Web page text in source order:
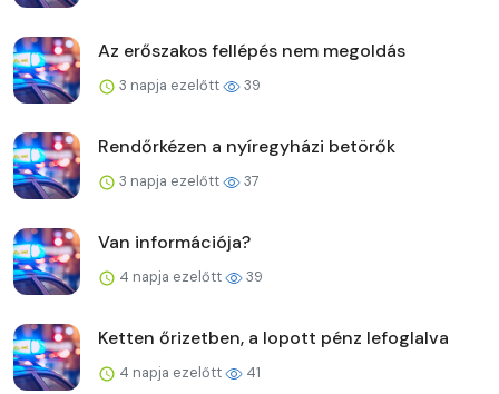
Az erőszakos fellépés nem megoldás
3 napja ezelőtt 39
Rendőrkézen a nyíregyházi betörők
3 napja ezelőtt 37
Van információja?
4 napja ezelőtt 39
Ketten őrizetben, a lopott pénz lefoglalva
4 napja ezelőtt 41